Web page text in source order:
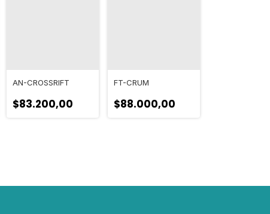
AN-CROSSRIFT
$83.200,00
FT-CRUM
$88.000,00